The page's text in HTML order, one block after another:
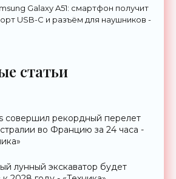
Galaxy A51: смартфон получит
USB-C и разъём для наушников -
статьи
совершил рекордный перелет
во Францию за 24 часа -
лунный экскаватор будет